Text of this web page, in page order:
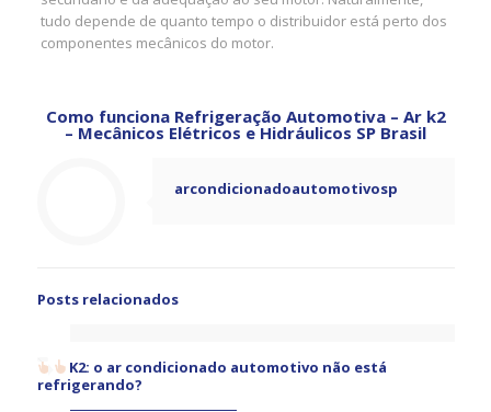
tudo depende de quanto tempo o distribuidor está perto dos
componentes mecânicos do motor.
Como funciona Refrigeração Automotiva – Ar k2
– Mecânicos Elétricos e Hidráulicos SP Brasil
arcondicionadoautomotivosp
Posts relacionados
K2: o ar condicionado automotivo não está
refrigerando?